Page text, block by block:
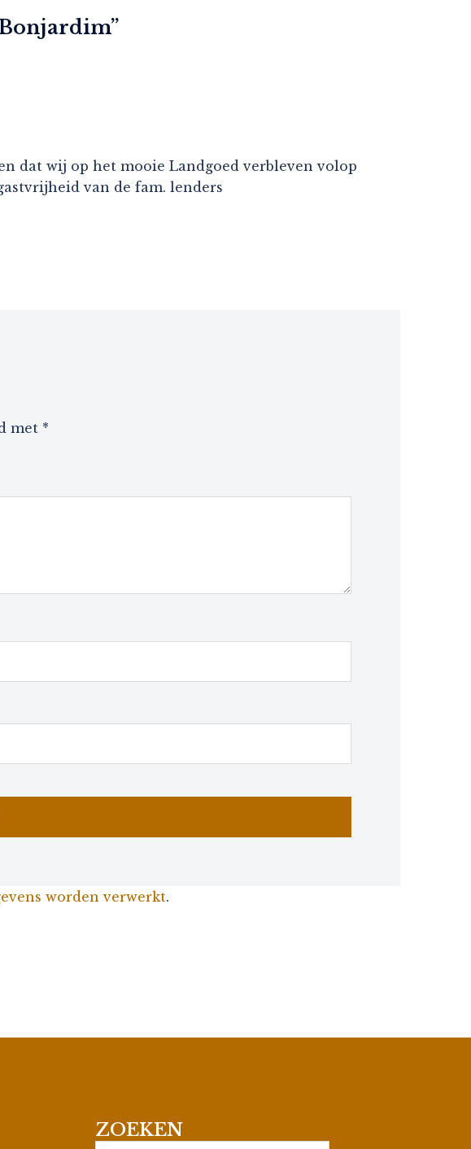
”
dat wij op het mooie Landgoed verbleven volop
van de fam. lenders
met *
worden verwerkt.
ZOEKEN